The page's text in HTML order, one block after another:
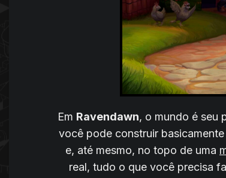
Em Ravendawn, o mundo é seu
você pode construir
e, até mesmo, no topo de uma
real, tudo o que você precisa